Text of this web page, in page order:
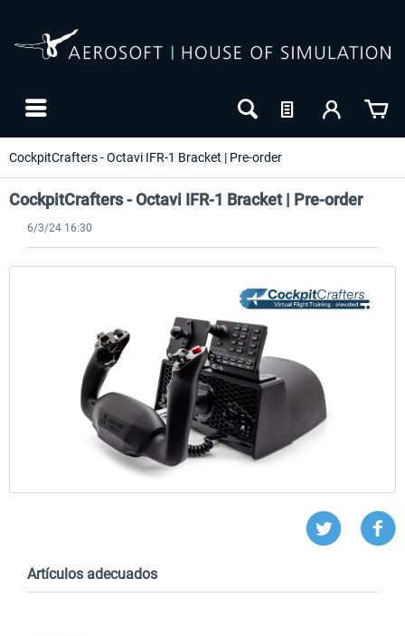
CockpitCrafters - Octavi IFR-1 Bracket | Pre-order
CockpitCrafters - Octavi IFR-1 Bracket | Pre-order
6/3/24 16:30
Artículos adecuados